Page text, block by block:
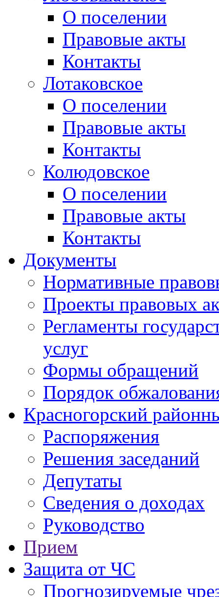
О поселении
Правовые акты
Контакты
Лотаковское
О поселении
Правовые акты
Контакты
Колюдовское
О поселении
Правовые акты
Контакты
Документы
Нормативные
Проекты правовых
Регламенты
услуг
Формы обращений
Порядок
Красногорский
Распоряжения
Решения заседаний
Депутаты
Сведения о доходах
Руководство
Прием
Защита от ЧС
Прогнозируемые